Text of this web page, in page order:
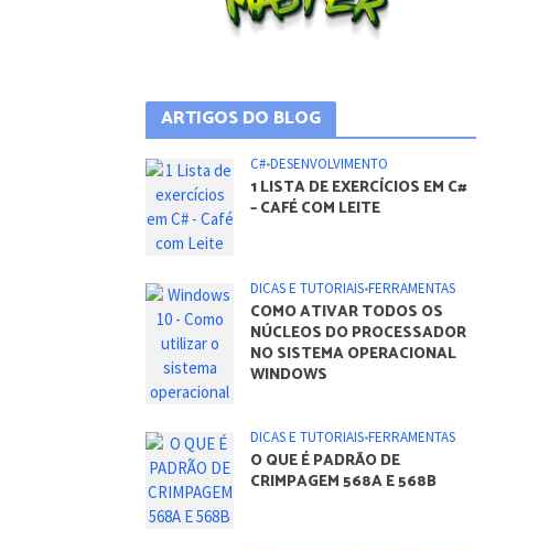
ARTIGOS DO BLOG
C#•DESENVOLVIMENTO
1 LISTA DE EXERCÍCIOS EM C#
– CAFÉ COM LEITE
DICAS E TUTORIAIS•FERRAMENTAS
COMO ATIVAR TODOS OS
NÚCLEOS DO PROCESSADOR
NO SISTEMA OPERACIONAL
WINDOWS
DICAS E TUTORIAIS•FERRAMENTAS
O QUE É PADRÃO DE
CRIMPAGEM 568A E 568B